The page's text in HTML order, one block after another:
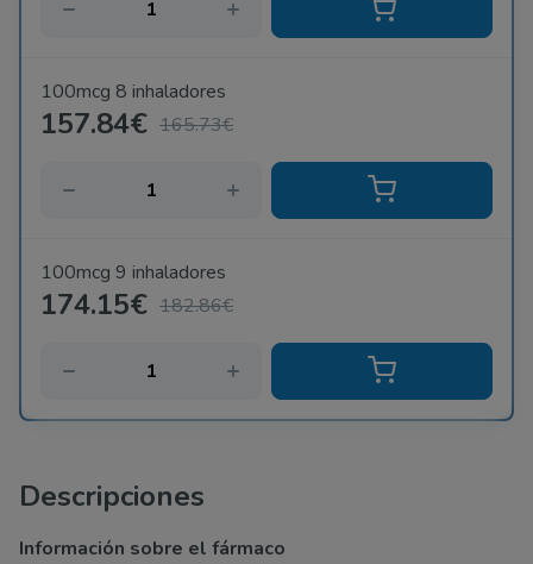
100mcg 8 inhaladores
157.84€ 165.73€
100mcg 9 inhaladores
174.15€ 182.86€
Descripciones
Información sobre el fármaco